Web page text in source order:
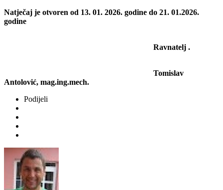
Natječaj je otvoren od 13. 01. 2026. godine do 21. 01.2026.
godine
Ravnatelj .
Tomislav
Antolović, mag.ing.mech.
Podijeli